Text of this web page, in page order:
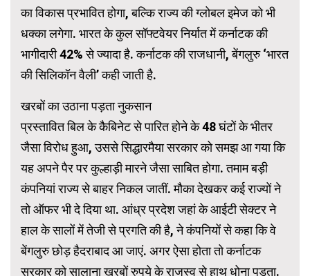
का विकास प्रभावित होगा, बल्कि राज्य की ग्लोबल इमेज को भी
धक्का लगेगा. भारत के कुल सॉफ्टवेयर निर्यात में कर्नाटक की
भागीदारी 42% से ज्यादा है. कर्नाटक की राजधानी, बेंगलुरु ‘भारत
की सिलिकॉन वैली’ कही जाती है.
खरबों का उठाना पड़ता नुकसान
प्रस्तावित बिल के कैबिनेट से पारित होने के 48 घंटों के भीतर
जैसा विरोध हुआ, उससे सिद्धारमैया सरकार को समझ आ गया कि
यह अपने पैर पर कुल्हाड़ी मारने जैसा साबित होगा. तमाम बड़ी
कंपनियां राज्य से बाहर निकल जातीं. मौका देखकर कई राज्यों ने
तो ऑफर भी दे दिया था. आंध्र प्रदेश जहां के आईटी सेक्टर ने
हाल के सालों में तेजी से प्रगति की है, ने कंपनियों से कहा क‍ि वे
बेंगलुरु छोड़ हैदराबाद आ जाएं. अगर ऐसा होता तो कर्नाटक
सरकार को सालाना खरबों रुपये के राजस्व से हाथ धोना पड़ता.